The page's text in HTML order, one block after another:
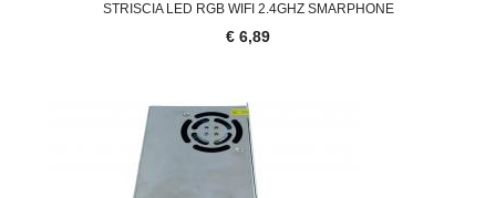
STRISCIA LED RGB WIFI 2.4GHZ SMARPHONE
€ 6,89